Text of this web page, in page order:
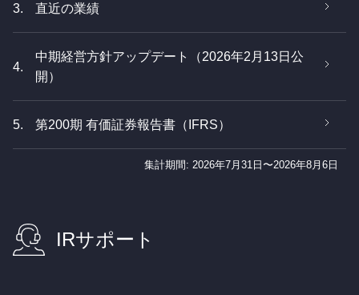
3. 直近の業績
4.
中期経営方針アップデート（2026年2月13日公
開）
5. 第200期 有価証券報告書（IFRS）
集計期間: 2026年7月31日〜2026年8月6日
IRサポート